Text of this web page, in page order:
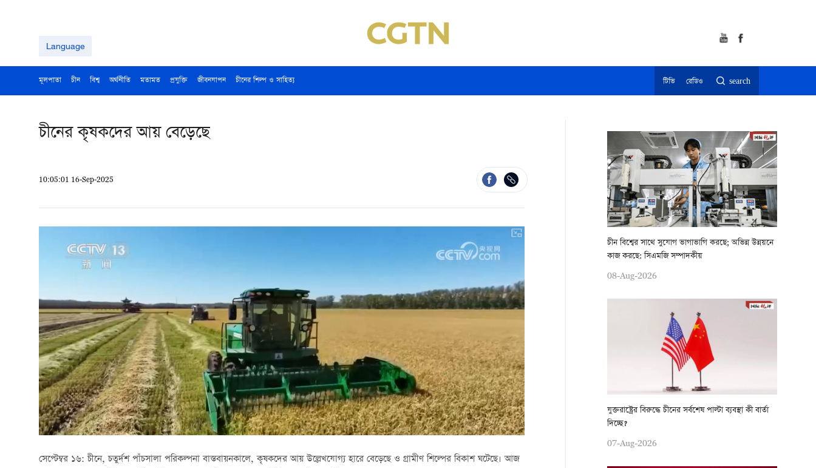
Language
মূলপাতা চীন বিশ্ব অর্থনীতি মতামত প্রযুক্তি জীবনযাপন চীনের শিল্প ও সাহিত্য টিভি রেডিও search
চীনের কৃষকদের আয় বেড়েছে
10:05:01 16-Sep-2025
সেপ্টেম্বর ১৬: চীনে, চতুর্দশ পাঁচসালা পরিকল্পনা বাস্তবায়নকালে, কৃষকদের আয় উল্লেখযোগ্য হারে বেড়েছে ও গ্রামীণ শিল্পের বিকাশ ঘটেছে। আজ
চীন বিশ্বের সাথে সুযোগ ভাগাভাগি করছে; অভিন্ন উন্নয়নে
কাজ করছে: সিএমজি সম্পাদকীয়
08-Aug-2026
যুক্তরাষ্ট্রের বিরুদ্ধে চীনের সর্বশেষ পাল্টা ব্যবস্থা কী বার্তা
দিচ্ছে?
07-Aug-2026